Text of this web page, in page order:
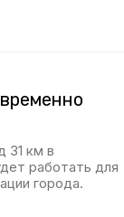
31 км в
работать для
города.